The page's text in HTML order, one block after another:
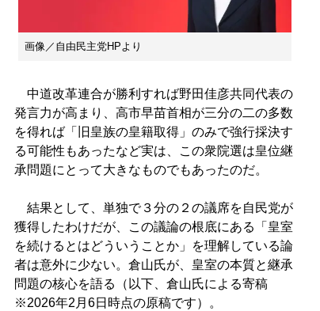
画像／自由民主党HPより
中道改革連合が勝利すれば野田佳彦共同代表の
発言力が高まり、高市早苗首相が三分の二の多数
を得れば「旧皇族の皇籍取得」のみで強行採決す
る可能性もあったなど実は、この衆院選は皇位継
承問題にとって大きなものでもあったのだ。
結果として、単独で３分の２の議席を自民党が
獲得したわけだが、この議論の根底にある「皇室
を続けるとはどういうことか」を理解している論
者は意外に少ない。倉山氏が、皇室の本質と継承
問題の核心を語る（以下、倉山氏による寄稿
※2026年2月6日時点の原稿です）。